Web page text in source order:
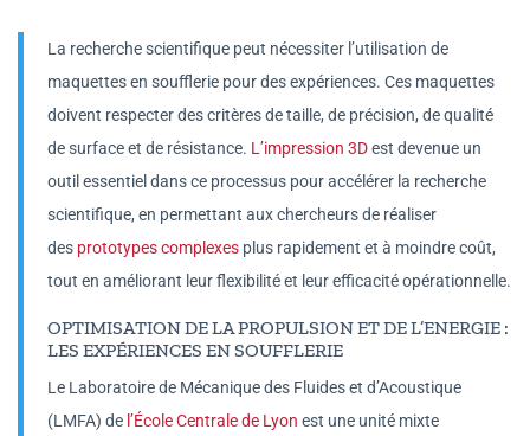
La recherche scientifique peut nécessiter l’utilisation de
maquettes en soufflerie pour des expériences. Ces maquettes
doivent respecter des critères de taille, de précision, de qualité
de surface et de résistance. L’impression 3Dest devenue un
outil essentiel dans ce processus pour accélérer la recherche
scientifique, en permettant aux chercheurs de réaliser
des prototypes complexes plus rapidement et à moindre coût,
tout en améliorant leur flexibilité et leur efficacité opérationnelle.
OPTIMISATION DE LA PROPULSION ET DE L’ENERGIE :
LES EXPÉRIENCES EN SOUFFLERIE
Le Laboratoire de Mécanique des Fluides et d’Acoustique
(LMFA) de l’École Centrale de Lyon est une unité mixte